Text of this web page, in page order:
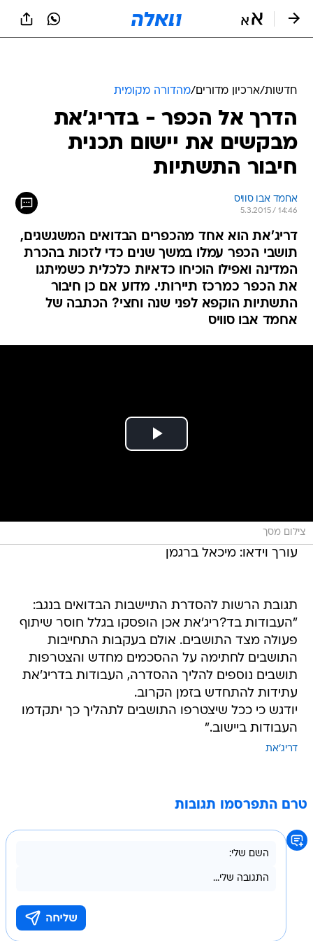
חדשות/ארכיון מדורים/מהדורה מקומית
הדרך אל הכפר - בדריג'את
מבקשים את יישום תכנית
חיבור התשתיות
אחמד אבו סוויס
5.3.2015 / 14:46
דריג'את הוא אחד מהכפרים הבדואים המשגשגים,
תושבי הכפר עמלו במשך שנים כדי לזכות בהכרת
המדינה ואפילו הוכיחו כדאיות כלכלית כשמיתגו
את הכפר כמרכז תיירותי. מדוע אם כן חיבור
התשתיות הוקפא לפני שנה וחצי? הכתבה של
אחמד אבו סוויס
צילום מסך
עורך וידאו: מיכאל ברגמן
תגובת הרשות להסדרת התיישבות הבדואים בנגב:
"העבודות בד?ריג'את אכן הופסקו בגלל חוסר שיתוף
פעולה מצד התושבים. אולם בעקבות התחייבות
התושבים לחתימה על ההסכמים מחדש והצטרפות
תושבים נוספים להליך ההסדרה, העבודות בדריג'את
עתידות להתחדש בזמן הקרוב.
יודגש כי ככל שיצטרפו התושבים לתהליך כך יתקדמו
העבודות ביישוב."
דריג'את
טרם התפרסמו תגובות